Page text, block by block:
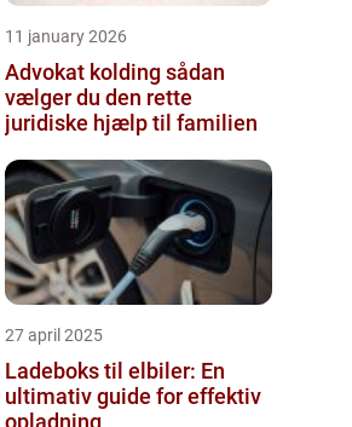
11 january 2026
Advokat kolding sådan
vælger du den rette
juridiske hjælp til familien
27 april 2025
Ladeboks til elbiler: En
ultimativ guide for effektiv
opladning